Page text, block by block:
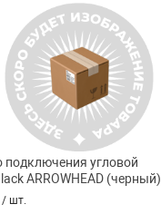
подключения угловой
ARROWHEAD (черный)
/ шт.